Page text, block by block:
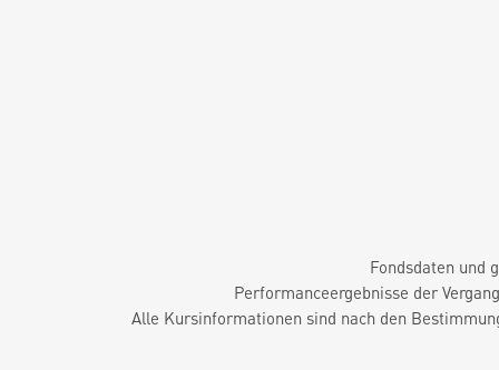
Fondsdaten und
Performanceergebnisse der
Alle Kursinformationen sind nach den